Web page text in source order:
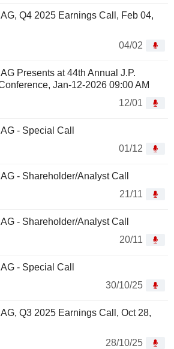
Q4 2025 Earnings Call, Feb 04,
04/02
Presents at 44th Annual J.P.
Jan-12-2026 09:00 AM
12/01
- Special Call
01/12
- Shareholder/Analyst Call
21/11
- Shareholder/Analyst Call
20/11
- Special Call
30/10/25
Q3 2025 Earnings Call, Oct 28,
28/10/25